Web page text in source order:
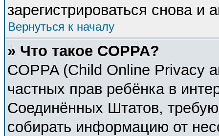
зарегистрироваться снова и
Вернуться к началу
» Что такое COPPA?
COPPA (Child Online Privacy
частных прав ребёнка в
Соединённых Штатов,
собирать информацию от